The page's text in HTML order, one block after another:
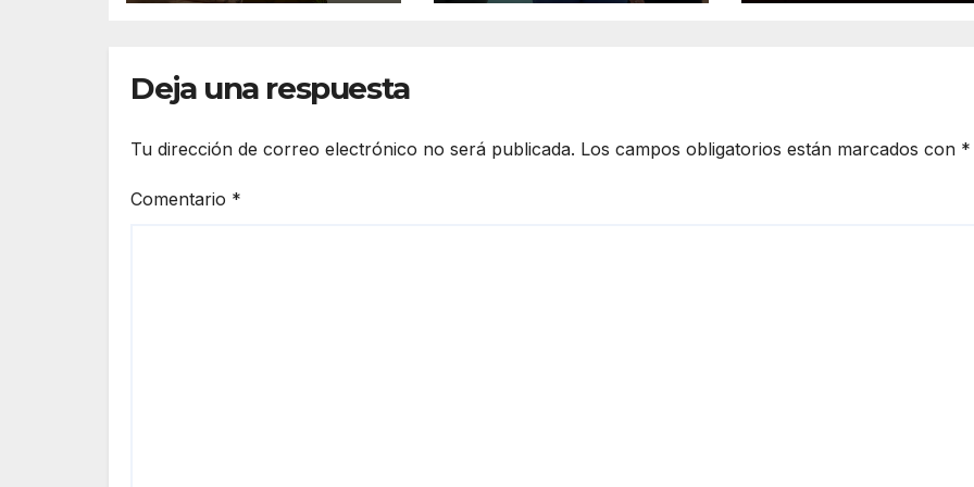
Deja una respuesta
Tu dirección de correo electrónico no será publicada. Los campos obligatorios están marcados con *
Comentario *